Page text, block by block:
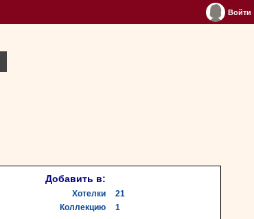
Войти
Добавить в:
Хотелки
21
Коллекцию
1